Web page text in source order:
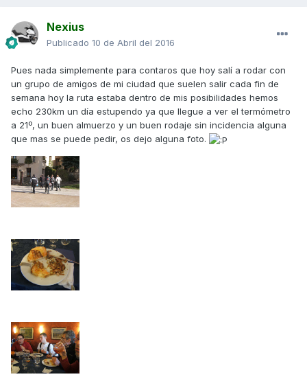
Nexius
Publicado 10 de Abril del 2016
Pues nada simplemente para contaros que hoy salí a rodar con
un grupo de amigos de mi ciudad que suelen salir cada fin de
semana hoy la ruta estaba dentro de mis posibilidades hemos
echo 230km un día estupendo ya que llegue a ver el termómetro
a 21º, un buen almuerzo y un buen rodaje sin incidencia alguna
que mas se puede pedir, os dejo alguna foto.